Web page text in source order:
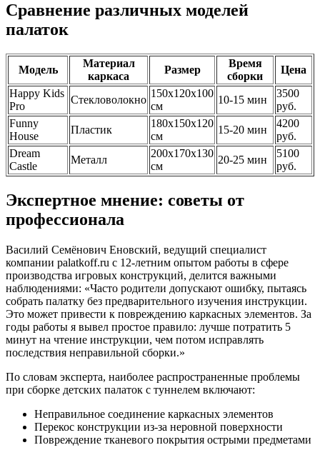
Сравнение различных моделей
палаток
Модель
Материал
каркаса
Размер
Время
сборки
Цена
Happy Kids
Pro
Стекловолокно
150x120x100
см
10-15 мин
3500
руб.
Funny
House
Пластик
180x150x120
см
15-20 мин
4200
руб.
Dream
Castle
Металл
200x170x130
см
20-25 мин
5100
руб.
Экспертное мнение: советы от
профессионала
Василий Семёнович Еновский, ведущий специалист
компании palatkoff.ru с 12-летним опытом работы в сфере
производства игровых конструкций, делится важными
наблюдениями: «Часто родители допускают ошибку, пытаясь
собрать палатку без предварительного изучения инструкции.
Это может привести к повреждению каркасных элементов. За
годы работы я вывел простое правило: лучше потратить 5
минут на чтение инструкции, чем потом исправлять
последствия неправильной сборки.»
По словам эксперта, наиболее распространенные проблемы
при сборке детских палаток с туннелем включают:
Неправильное соединение каркасных элементов
Перекос конструкции из-за неровной поверхности
Повреждение тканевого покрытия острыми предметами